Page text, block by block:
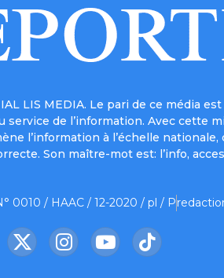
LIS MEDIA. Le pari de ce média
de l’information. Avec cette
l’information à l’échelle
Son maître-mot est: l’info,
0010 / HAAC / 12-2020 / pl / P
X
InstagramYouTubeTikTok